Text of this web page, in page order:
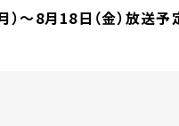
）～8月18日（金）放送予